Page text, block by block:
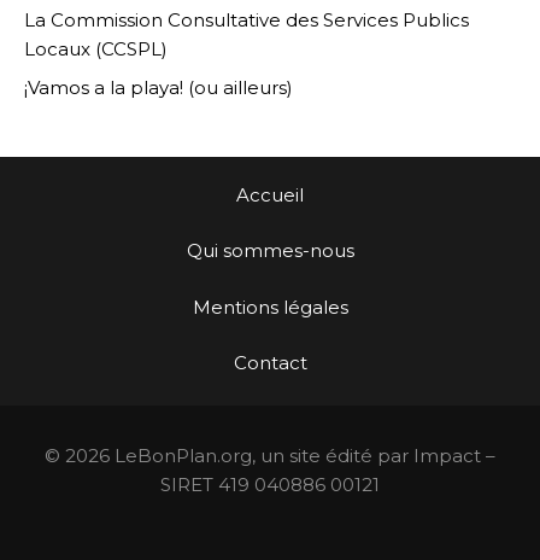
La Commission Consultative des Services Publics
Locaux (CCSPL)
¡Vamos a la playa! (ou ailleurs)
Accueil
Qui sommes-nous
Mentions légales
Contact
© 2026 LeBonPlan.org, un site édité par Impact –
SIRET 419 040886 00121